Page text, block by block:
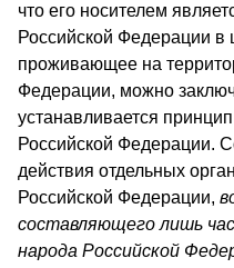
что его носителем
Российской Федерации в
проживающее на
Федерации, можно
устанавливается
Российской Федерации.
действия отдельных
Российской Федерации,
составляющего лишь
народа Российской